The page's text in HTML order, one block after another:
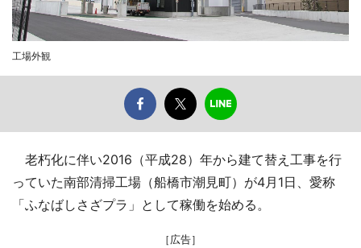
工場外観
老朽化に伴い2016（平成28）年から建て替え工事を行
っていた南部清掃工場（船橋市潮見町）が4月1日、愛称
「ふなばしさざプラ」として稼働を始める。
［広告］